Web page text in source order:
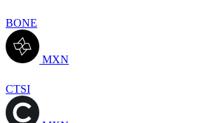
BONE
MXN
CTSI